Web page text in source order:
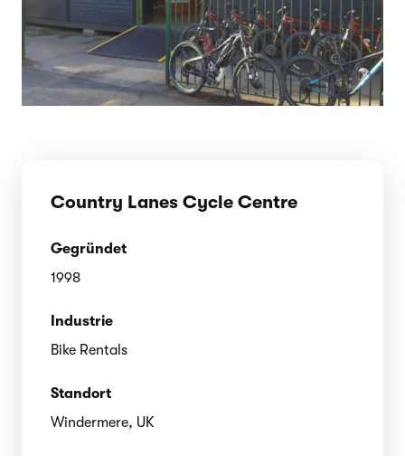
Country Lanes Cycle Centre
Gegründet
1998
Industrie
Bike Rentals
Standort
Windermere, UK